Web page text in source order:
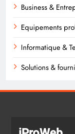
Business &
Equipements
Informatique &
Solutions &